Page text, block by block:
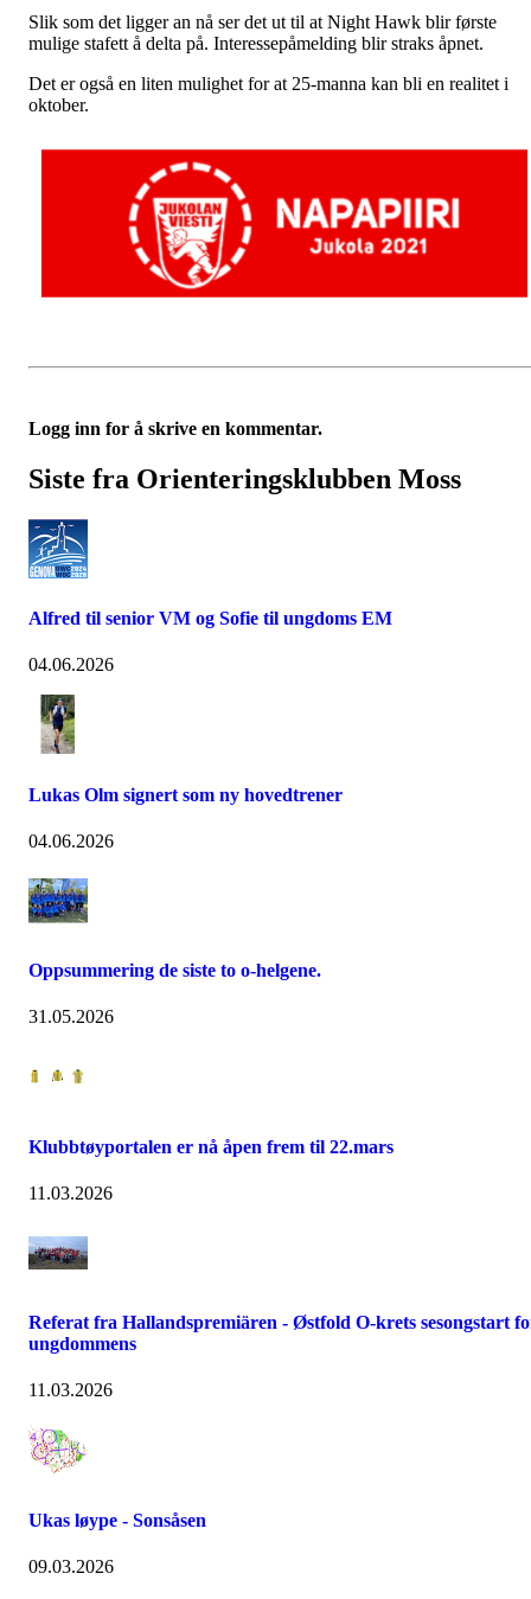
Slik som det ligger an nå ser det ut til at Night Hawk blir første
mulige stafett å delta på. Interessepåmelding blir straks åpnet.
Det er også en liten mulighet for at 25-manna kan bli en realitet i
oktober.
Logg inn for å skrive en kommentar.
Siste fra Orienteringsklubben Moss
Alfred til senior VM og Sofie til ungdoms EM
04.06.2026
Lukas Olm signert som ny hovedtrener
04.06.2026
Oppsummering de siste to o-helgene.
31.05.2026
Klubbtøyportalen er nå åpen frem til 22.mars
11.03.2026
Referat fra Hallandspremiären - Østfold O-krets sesongstart
ungdommens
11.03.2026
Ukas løype - Sonsåsen
09.03.2026